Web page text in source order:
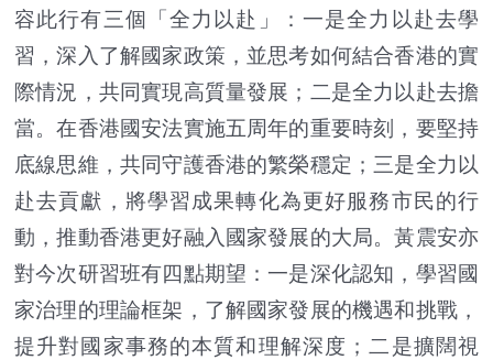
容此行有三個「全力以赴」：一是全力以赴去學
習，深入了解國家政策，並思考如何結合香港的實
際情況，共同實現高質量發展；二是全力以赴去擔
當。在香港國安法實施五周年的重要時刻，要堅持
底線思維，共同守護香港的繁榮穩定；三是全力以
赴去貢獻，將學習成果轉化為更好服務市民的行
動，推動香港更好融入國家發展的大局。黃震安亦
對今次研習班有四點期望：一是深化認知，學習國
家治理的理論框架，了解國家發展的機遇和挑戰，
提升對國家事務的本質和理解深度；二是擴闊視